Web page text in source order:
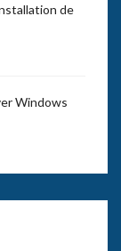
de
Windows